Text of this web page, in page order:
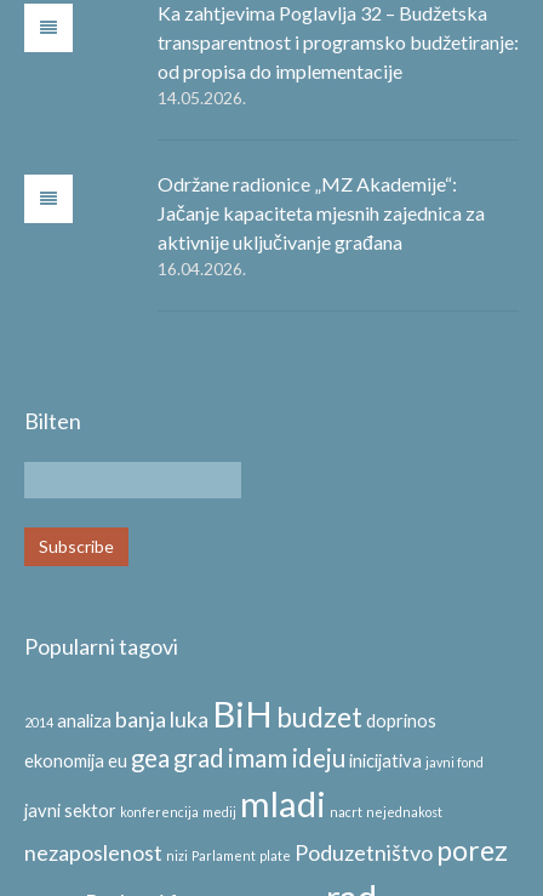
Ka zahtjevima Poglavlja 32 – Budžetska
transparentnost i programsko budžetiranje:
od propisa do implementacije
14.05.2026.
Održane radionice „MZ Akademije“:
Jačanje kapaciteta mjesnih zajednica za
aktivnije uključivanje građana
16.04.2026.
Bilten
Popularni tagovi
2014 analiza banja luka BiH budzet doprinos
ekonomija eu gea grad imam ideju inicijativa javni fond
javni sektor konferencija medij mladi nacrt nejednakost
nezaposlenost nizi Parlament plate Poduzetništvo porez